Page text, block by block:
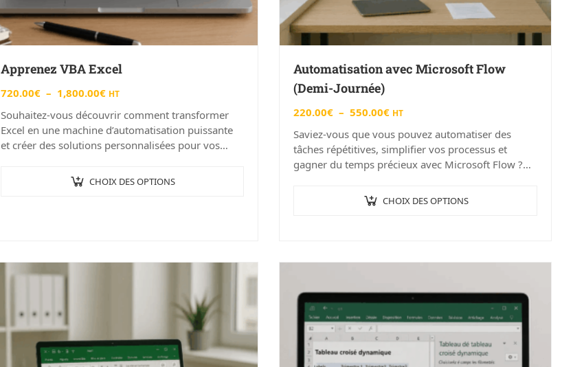
Apprenez VBA Excel
720.00€ – 1,800.00€ HT
Souhaitez-vous découvrir comment transformer
Excel en une machine d’automatisation puissante
et créer des solutions personnalisées pour vos
formation « Apprenez VBA Excel » à Angers,…
CHOIX DES OPTIONS
Automatisation avec Microsoft Flow
(Demi-Journée)
220.00€ – 550.00€ HT
Saviez-vous que vous pouvez automatiser des
tâches répétitives, simplifier vos processus et
gagner du temps précieux avec Microsoft Flow ?
Flow (Demi-Journée)” à Angers…
CHOIX DES OPTIONS